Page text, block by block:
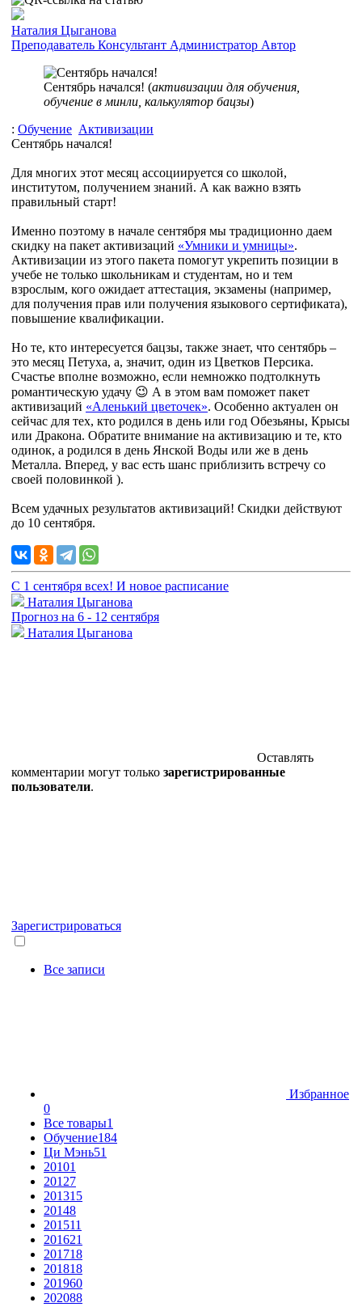
Наталия Цыганова
Преподаватель Консультант Администратор Автор
Сентябрь начался! (активизации для обучения,
обучение в минли, калькулятор бацзы)
: Обучение Активизации
Сентябрь начался!
Для многих этот месяц ассоциируется со школой,
институтом, получением знаний. А как важно взять
правильный старт!
Именно поэтому в начале сентября мы традиционно даем
скидку на пакет активизаций «Умники и умницы».
Активизации из этого пакета помогут укрепить позиции в
учебе не только школьникам и студентам, но и тем
взрослым, кого ожидает аттестация, экзамены (например,
для получения прав или получения языкового сертификата),
повышение квалификации.
Но те, кто интересуется бацзы, также знает, что сентябрь –
это месяц Петуха, а, значит, один из Цветков Персика.
Счастье вполне возможно, если немножко подтолкнуть
романтическую удачу 😉 А в этом вам поможет пакет
активизаций «Аленький цветочек». Особенно актуален он
сейчас для тех, кто родился в день или год Обезьяны, Крысы
или Дракона. Обратите внимание на активизацию и те, кто
одинок, а родился в день Янской Воды или же в день
Металла. Вперед, у вас есть шанс приблизить встречу со
своей половинкой ).
Всем удачных результатов активизаций! Скидки действуют
до 10 сентября.
С 1 сентября всех! И новое расписание
Наталия Цыганова
Прогноз на 6 - 12 сентября
Наталия Цыганова
Оставлять
комментарии могут только зарегистрированные
пользователи.
Зарегистрироваться
Все записи
Избранное
0
Все товары1
Обучение184
Ци Мэнь51
20101
20127
201315
20148
201511
201621
201718
201818
201960
202088